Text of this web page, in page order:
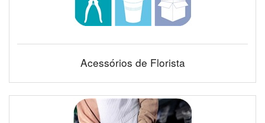
Acessórios de Florista